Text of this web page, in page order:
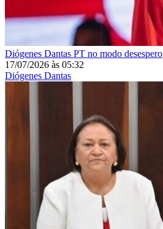
Diógenes Dantas PT no modo desespero
17/07/2026 às 05:32
Diógenes Dantas